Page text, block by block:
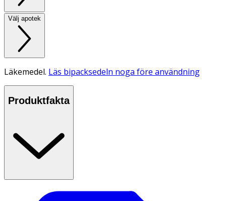
Välj apotek
Läkemedel. Läs bipacksedeln noga före användning
Produktfakta